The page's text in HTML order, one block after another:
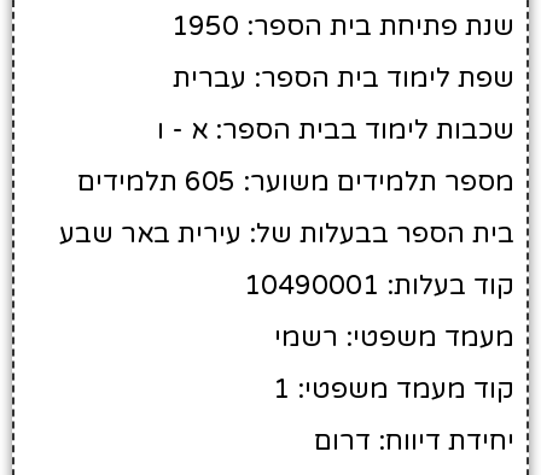
שנת פתיחת בית הספר: 1950
שפת לימוד בית הספר: עברית
שכבות לימוד בבית הספר: א - ו
מספר תלמידים משוער: 605 תלמידים
בית הספר בבעלות של: עירית באר שבע
קוד בעלות: 10490001
מעמד משפטי: רשמי
קוד מעמד משפטי: 1
יחידת דיווח: דרום